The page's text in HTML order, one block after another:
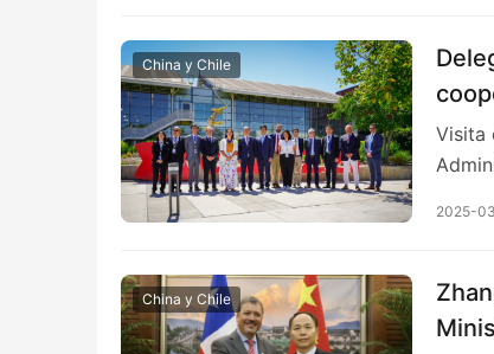
China y Chile
Visita
2025-
China y Chile